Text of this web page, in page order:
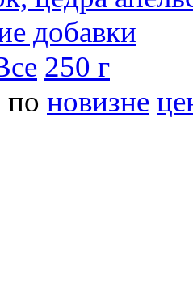
добавки
250 г
по новизне